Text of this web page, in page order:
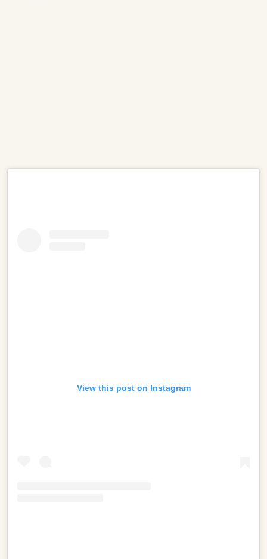
View this post on Instagram